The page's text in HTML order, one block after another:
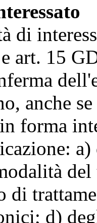
di
art. 15
anche
forma
di
d)